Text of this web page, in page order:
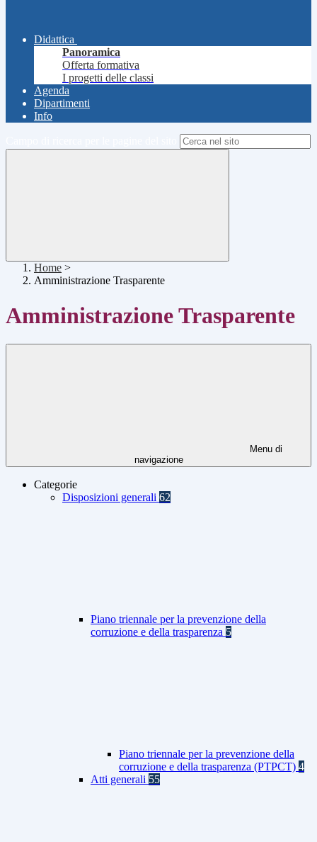
Didattica
Panoramica
Offerta formativa
I progetti delle classi
Agenda
Dipartimenti
Info
Home >
Amministrazione Trasparente
Amministrazione Trasparente
Menu di
navigazione
Categorie
Disposizioni generali 62
Piano triennale per la prevenzione della
corruzione e della trasparenza 5
Piano triennale per la prevenzione della
corruzione e della trasparenza (PTPCT) 4
Atti generali 55